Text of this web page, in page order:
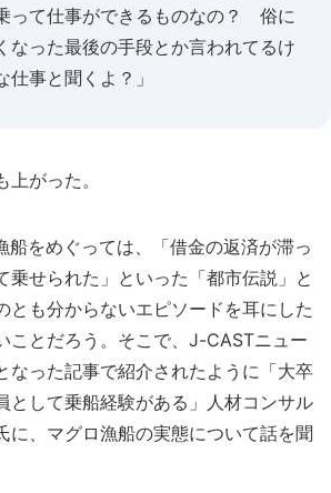
って仕事ができるものなの？ 俗に
なった最後の手段とか言われてるけ
仕事と聞くよ？」
がった。
をめぐっては、「借金の返済が滞っ
乗せられた」といった「都市伝説」と
とも分からないエピソードを耳にした
ことだろう。そこで、J-CASTニュー
なった記事で紹介されたように「大卒
として乗船経験がある」人材コンサル
に、マグロ漁船の実態について話を聞